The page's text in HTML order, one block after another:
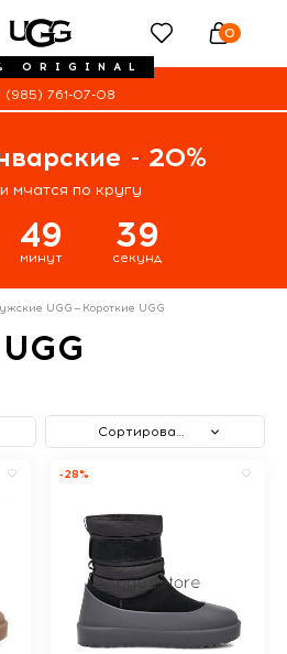
ORIGINAL
0
(985) 761-07-08
- 20%
мчатся по кругу
49
минут
39
секунд
UGG— Короткие UGG
Сортировать
-28%